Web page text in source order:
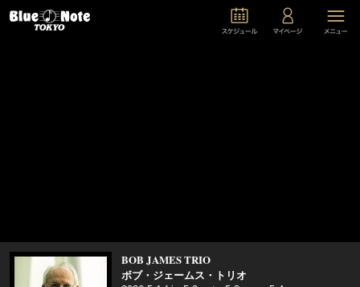
BOB JAMES TRIO
ボブ・ジェームス・トリオ